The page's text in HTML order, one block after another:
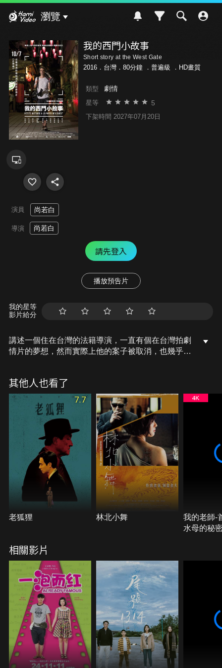
瀏覽
我的西門小故事
Short story at the West Gate
2016．台灣．80分鐘 ． 普遍級 ．HD畫質
類型 劇情
星等 5
下架時間 2027年07月20日
演員 尚若白
導演 尚若白
請先登入
播放預告片
我的星等
影片給分
講述一個住在台灣的法籍導演，一直有個在台灣拍劇
情片的夢想，然而實際上他的案子被取消，也幾乎身
離開，獨自在西門町遊蕩，這對他來說是個重要的晚
上，因為他遇到兩位女子，讓他的故事在西門町繼續
走下去。
其他人也看了
7.7
老狐狸 林北小舞
我的老師-
水母的秘
相關影片